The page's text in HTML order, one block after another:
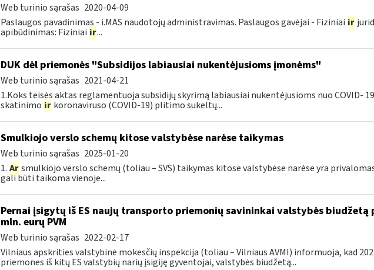
Web turinio sąrašas 2020-04-09
Paslaugos pavadinimas - i.MAS naudotojų administravimas. Paslaugos gavėjai - Fiziniai ir
apibūdinimas: Fiziniai ir...
DUK dėl priemonės "Subsidijos labiausiai nukentėjusioms įmonėms"
Web turinio sąrašas 2021-04-21
1.Koks teisės aktas reglamentuoja subsidijų skyrimą labiausiai nukentėjusioms nuo COVID-
skatinimo ir koronaviruso (COVID-19) plitimo sukeltų...
Smulkiojo verslo schemų kitose valstybėse narėse taikymas
Web turinio sąrašas 2025-01-20
1. Ar smulkiojo verslo schemų (toliau – SVS) taikymas kitose valstybėse narėse yra
gali būti taikoma vienoje...
Pernai įsigytų iš ES naujų transporto priemonių savininkai valstybės biudžetą
mln. eurų PVM
Web turinio sąrašas 2022-02-17
Vilniaus apskrities valstybinė mokesčių inspekcija (toliau – Vilniaus AVMI) informuoja, kad
priemones iš kitų ES valstybių narių įsigiję gyventojai, valstybės biudžetą...